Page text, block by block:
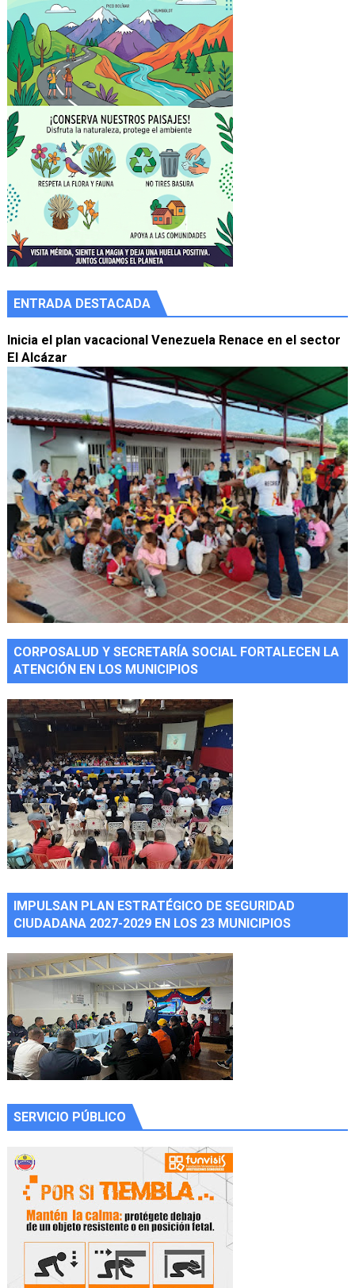
ENTRADA DESTACADA
Inicia el plan vacacional Venezuela Renace en el sector
El Alcázar
CORPOSALUD Y SECRETARÍA SOCIAL FORTALECEN LA
ATENCIÓN EN LOS MUNICIPIOS
IMPULSAN PLAN ESTRATÉGICO DE SEGURIDAD
CIUDADANA 2027-2029 EN LOS 23 MUNICIPIOS
SERVICIO PÚBLICO